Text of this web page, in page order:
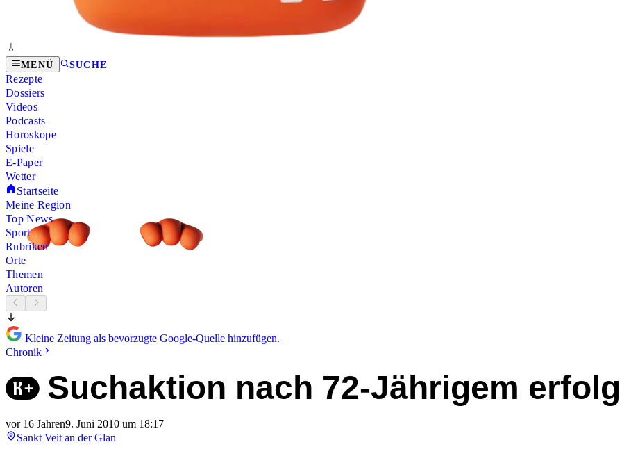
MENÜ SUCHE
Rezepte
Dossiers
Videos
Podcasts
Horoskope
Spiele
E-Paper
Wetter
Startseite
Meine Region
Top News
Sport
Rubriken
Orte
Themen
Autoren
Kleine Zeitung als bevorzugte Google-Quelle hinzufügen.
Chronik
Suchaktion nach 72-Jährigem
vor 16 Jahren9. Juni 2010 um 18:17
Sankt Veit an der Glan